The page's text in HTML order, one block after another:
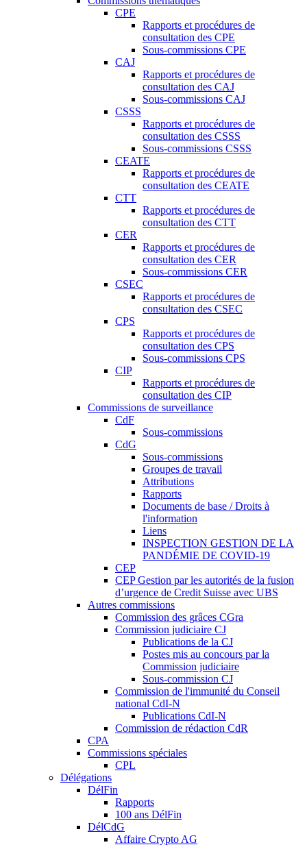
CPE
Rapports et procédures de
consultation des CPE
Sous-commissions CPE
CAJ
Rapports et procédures de
consultation des CAJ
Sous-commissions CAJ
CSSS
Rapports et procédures de
consultation des CSSS
Sous-commissions CSSS
CEATE
Rapports et procédures de
consultation des CEATE
CTT
Rapports et procédures de
consultation des CTT
CER
Rapports et procédures de
consultation des CER
Sous-commissions CER
CSEC
Rapports et procédures de
consultation des CSEC
CPS
Rapports et procédures de
consultation des CPS
Sous-commissions CPS
CIP
Rapports et procédures de
consultation des CIP
Commissions de surveillance
CdF
Sous-commissions
CdG
Sous-commissions
Groupes de travail
Attributions
Rapports
Documents de base / Droits à
l'information
Liens
INSPECTION GESTION DE LA
PANDÉMIE DE COVID-19
CEP
CEP Gestion par les autorités de la fusion
d’urgence de Credit Suisse avec UBS
Autres commissions
Commission des grâces CGra
Commission judiciaire CJ
Publications de la CJ
Postes mis au concours par la
Commission judiciaire
Sous-commission CJ
Commission de l'immunité du Conseil
national CdI-N
Publications CdI-N
Commission de rédaction CdR
CPA
Commissions spéciales
CPL
Délégations
DélFin
Rapports
100 ans DélFin
DélCdG
Affaire Crypto AG